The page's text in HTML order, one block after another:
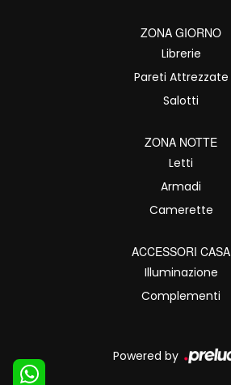
ZONA GIORNO
Librerie
Pareti Attrezzate
Salotti
ZONA NOTTE
Letti
Armadi
Camerette
ACCESSORI CASA
Illuminazione
Complementi
Powered by